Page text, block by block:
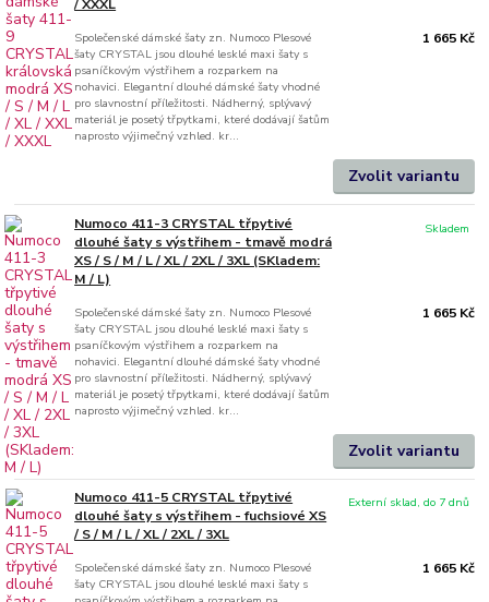
/ XXXL
Společenské dámské šaty zn. Numoco Plesové
šaty CRYSTAL jsou dlouhé lesklé maxi šaty s
psaníčkovým výstřihem a rozparkem na
nohavici. Elegantní dlouhé dámské šaty vhodné
pro slavnostní příležitosti. Nádherný, splývavý
materiál je posetý třpytkami, které dodávají šatům
naprosto výjimečný vzhled. kr...
1 665 Kč
Zvolit variantu
Numoco 411-3 CRYSTAL třpytivé
dlouhé šaty s výstřihem - tmavě modrá
XS / S / M / L / XL / 2XL / 3XL (SKladem:
M / L)
Společenské dámské šaty zn. Numoco Plesové
šaty CRYSTAL jsou dlouhé lesklé maxi šaty s
psaníčkovým výstřihem a rozparkem na
nohavici. Elegantní dlouhé dámské šaty vhodné
pro slavnostní příležitosti. Nádherný, splývavý
materiál je posetý třpytkami, které dodávají šatům
naprosto výjimečný vzhled. kr...
1 665 Kč
Skladem
Zvolit variantu
Numoco 411-5 CRYSTAL třpytivé
dlouhé šaty s výstřihem - fuchsiové XS
/ S / M / L / XL / 2XL / 3XL
Společenské dámské šaty zn. Numoco Plesové
šaty CRYSTAL jsou dlouhé lesklé maxi šaty s
1 665 Kč
Externí sklad, do 7 dnů